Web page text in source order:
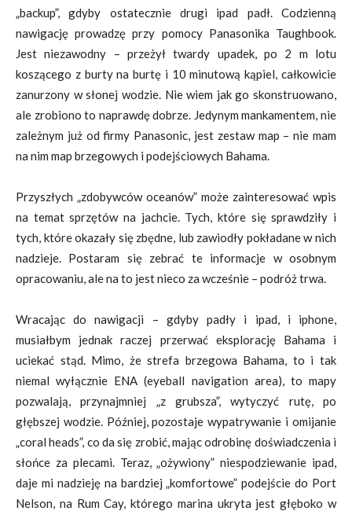
„backup”, gdyby ostatecznie drugi ipad padł. Codzienną
nawigację prowadzę przy pomocy Panasonika Taughbook.
Jest niezawodny – przeżył twardy upadek, po 2 m lotu
koszącego z burty na burtę i 10 minutową kąpiel, całkowicie
zanurzony w słonej wodzie. Nie wiem jak go skonstruowano,
ale zrobiono to naprawdę dobrze. Jedynym mankamentem, nie
zależnym już od firmy Panasonic, jest zestaw map – nie mam
na nim map brzegowych i podejściowych Bahama.
Przyszłych „zdobywców oceanów” może zainteresować wpis
na temat sprzętów na jachcie. Tych, które się sprawdziły i
tych, które okazały się zbędne, lub zawiodły pokładane w nich
nadzieje. Postaram się zebrać te informacje w osobnym
opracowaniu, ale na to jest nieco za wcześnie – podróż trwa.
Wracając do nawigacji – gdyby padły i ipad, i iphone,
musiałbym jednak raczej przerwać eksplorację Bahama i
uciekać stąd. Mimo, że strefa brzegowa Bahama, to i tak
niemal wyłącznie ENA (eyeball navigation area), to mapy
pozwalają, przynajmniej „z grubsza”, wytyczyć rutę, po
głębszej wodzie. Później, pozostaje wypatrywanie i omijanie
„coral heads”, co da się zrobić, mając odrobinę doświadczenia i
słońce za plecami. Teraz, „ożywiony” niespodziewanie ipad,
daje mi nadzieję na bardziej „komfortowe” podejście do Port
Nelson, na Rum Cay, którego marina ukryta jest głęboko w